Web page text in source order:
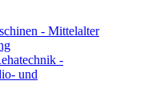
- Mittelalter
-
und